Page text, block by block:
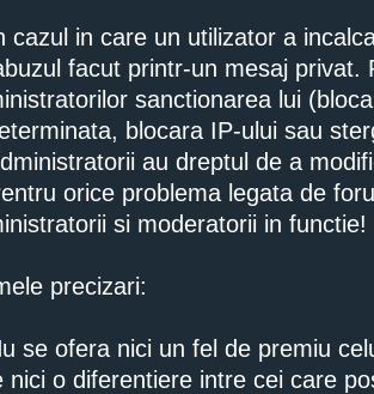
cazul in care un utilizator a
facut printr-un mesaj
sanctionarea lui
blocara IP-ului sau
au dreptul de a
orice problema legata de
si moderatorii in functie!
precizari:
se ofera nici un fel de premiu
nici o diferentiere intre cei care